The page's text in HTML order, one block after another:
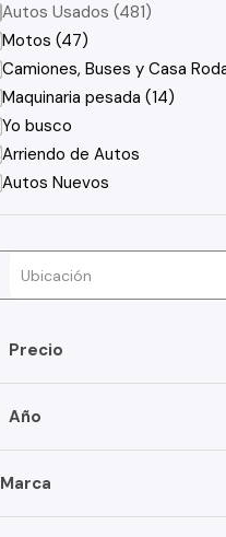
Autos Usados (481)
Motos (47)
Camiones, Buses y Casa
Maquinaria pesada (14)
Yo busco
Arriendo de Autos
Autos Nuevos
Precio
Año
Marca